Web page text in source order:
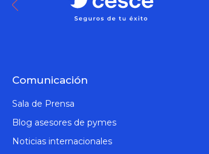
Comunicación
Sala de Prensa
Blog asesores de pymes
Noticias internacionales